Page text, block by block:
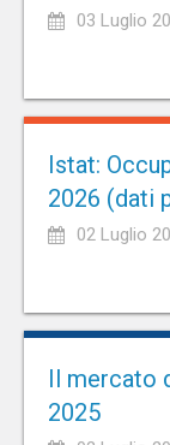
03 Luglio
Istat:
2026 (dati
02 Luglio
Il mercato
2025